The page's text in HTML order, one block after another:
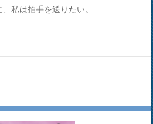
私は拍手を送りたい。